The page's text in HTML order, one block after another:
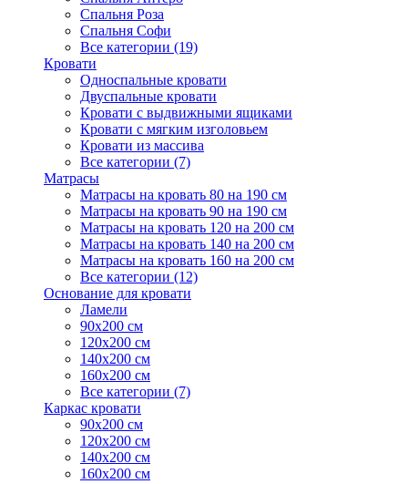
Спальня Роза
Спальня Софи
Все категории (19)
Кровати
Односпальные кровати
Двуспальные кровати
Кровати с выдвижными ящиками
Кровати с мягким изголовьем
Кровати из массива
Все категории (7)
Матрасы
Матрасы на кровать 80 на 190 см
Матрасы на кровать 90 на 190 см
Матрасы на кровать 120 на 200 см
Матрасы на кровать 140 на 200 см
Матрасы на кровать 160 на 200 см
Все категории (12)
Основание для кровати
Ламели
90х200 см
120х200 см
140х200 см
160х200 см
Все категории (7)
Каркас кровати
90х200 см
120х200 см
140х200 см
160х200 см